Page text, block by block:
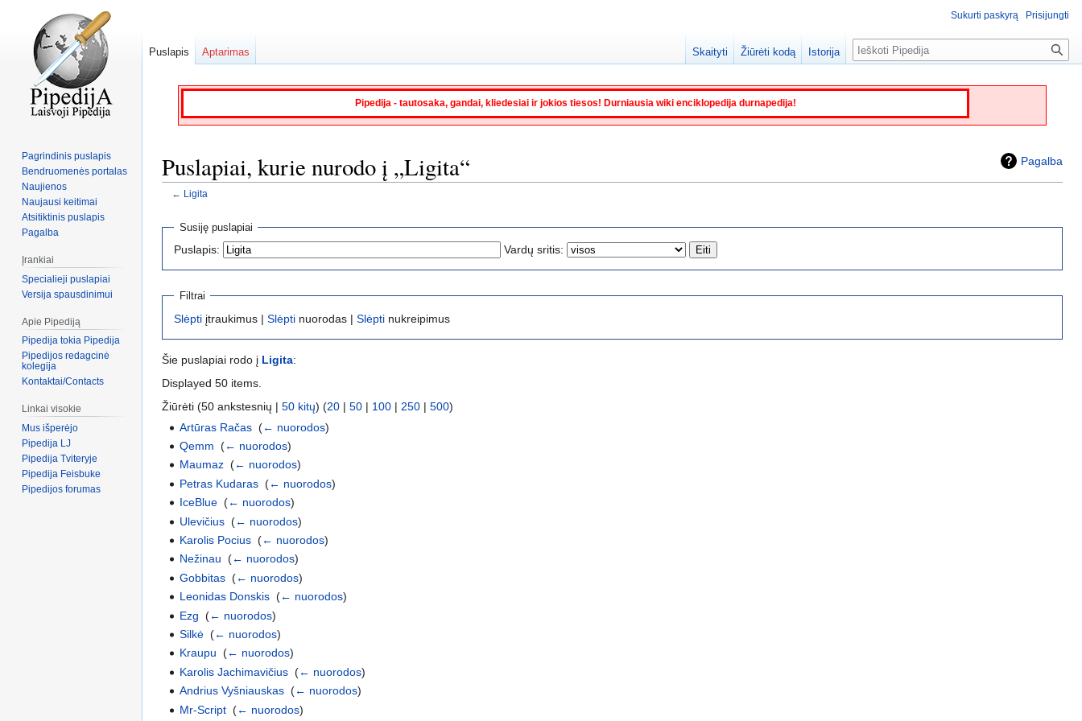
Pipedija - tautosaka, gandai, kliedesiai ir jokios tiesos! Durniausia wiki enciklopedija durnapedija!
Pagalba
Puslapiai, kurie nurodo į „Ligita“
← Ligita
Jump
navigation
Jump
search
Susiję puslapiai
Puslapis: Vardų sritis:
Filtrai
Slėpti įtraukimus | Slėpti nuorodas | Slėpti nukreipimus
Šie puslapiai rodo į Ligita:
Displayed 50 items.
Žiūrėti (50 ankstesnių | 50 kitų) (20 | 50 | 100 | 250 | 500)
Artūras Račas ‎(← nuorodos)
Qemm ‎(← nuorodos)
Maumaz ‎(← nuorodos)
Petras Kudaras ‎(← nuorodos)
IceBlue ‎(← nuorodos)
Ulevičius ‎(← nuorodos)
Karolis Pocius ‎(← nuorodos)
Nežinau ‎(← nuorodos)
Gobbitas ‎(← nuorodos)
Leonidas Donskis ‎(← nuorodos)
Ezg ‎(← nuorodos)
Silkė ‎(← nuorodos)
Kraupu ‎(← nuorodos)
Karolis Jachimavičius ‎(← nuorodos)
Andrius Vyšniauskas ‎(← nuorodos)
Mr-Script ‎(← nuorodos)
Sukurti paskyrą Prisijungti
Puslapis Aptarimas Skaityti Žiūrėti kodą Istorija Paieška
Pagrindinis puslapis
Bendruomenės portalas
Naujienos
Naujausi keitimai
Atsitiktinis puslapis
Pagalba
Įrankiai
Specialieji puslapiai
Versija spausdinimui
Apie Pipediją
Pipedija tokia Pipedija
Pipedijos redagcinė
kolegija
Kontaktai/Contacts
Linkai visokie
Mus išperėjo
Pipedija LJ
Pipedija Tviteryje
Pipedija Feisbuke
Pipedijos forumas